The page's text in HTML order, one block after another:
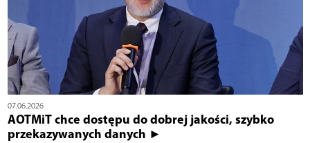
07.06.2026
AOTMiT chce dostępu do dobrej jakości, szybko
przekazywanych danych ►